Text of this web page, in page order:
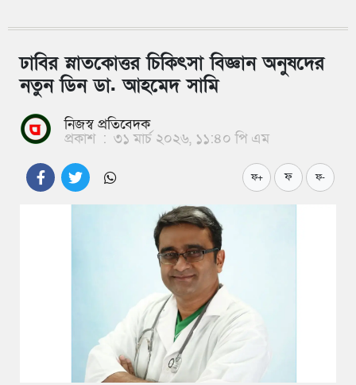
ঢাবির স্নাতকোত্তর চিকিৎসা বিজ্ঞান অনুষদের
নতুন ডিন ডা. আহমেদ সামি
নিজস্ব প্রতিবেদক
প্রকাশ : ৩১ মার্চ ২০২৬, ১১:৪০ পি এম
ফ+ ফ ফ-